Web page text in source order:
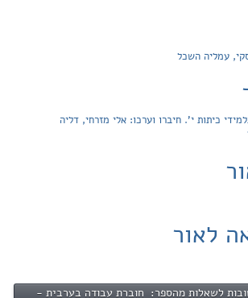
עמליה השכל
כיתות י'. חיברו וערכו: אלי מזרחי, דליה
לאור
לשאלות מהספר: חוברת עבודה בערבית -